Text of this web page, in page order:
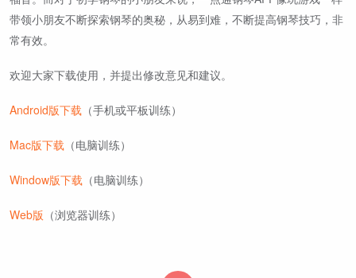
带领小朋友不断探索钢琴的奥秘，从易到难，不断提高钢琴技巧，非
常有效。
欢迎大家下载使用，并提出修改意见和建议。
Android版下载 （手机或平板训练）
Mac版下载 （电脑训练）
Window版下载 （电脑训练）
Web版 （浏览器训练）